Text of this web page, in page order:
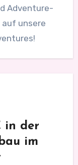
Adventure-
auf unsere
in der
im